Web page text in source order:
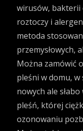
wirusów, bakterii
roztoczy i
metoda
przemysłowych,
Można zamówić
pleśni w domu, w
nowych ale
pleśń, której
ozonowaniu